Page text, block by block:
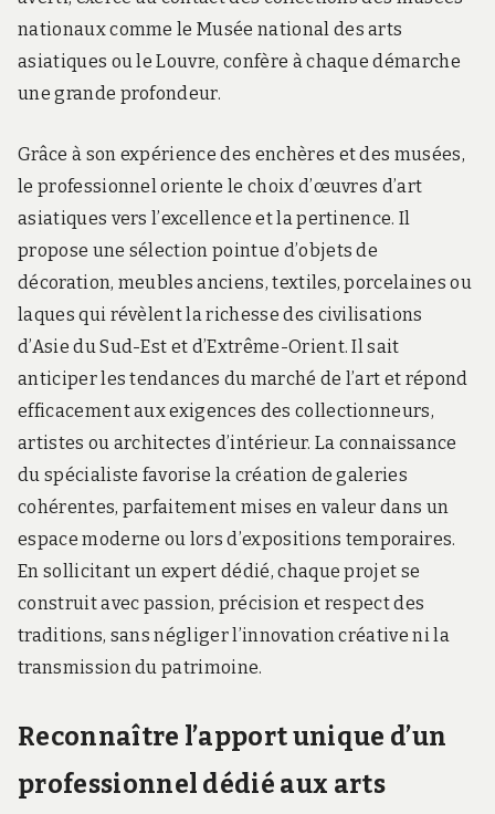
nationaux comme le Musée national des arts
asiatiques ou le Louvre, confère à chaque démarche
une grande profondeur.
Grâce à son expérience des enchères et des musées,
le professionnel oriente le choix d’œuvres d’art
asiatiques vers l’excellence et la pertinence. Il
propose une sélection pointue d’objets de
décoration, meubles anciens, textiles, porcelaines ou
laques qui révèlent la richesse des civilisations
d’Asie du Sud-Est et d’Extrême-Orient. Il sait
anticiper les tendances du marché de l’art et répond
efficacement aux exigences des collectionneurs,
artistes ou architectes d’intérieur. La connaissance
du spécialiste favorise la création de galeries
cohérentes, parfaitement mises en valeur dans un
espace moderne ou lors d’expositions temporaires.
En sollicitant un expert dédié, chaque projet se
construit avec passion, précision et respect des
traditions, sans négliger l’innovation créative ni la
transmission du patrimoine.
Reconnaître l’apport unique d’un
professionnel dédié aux arts